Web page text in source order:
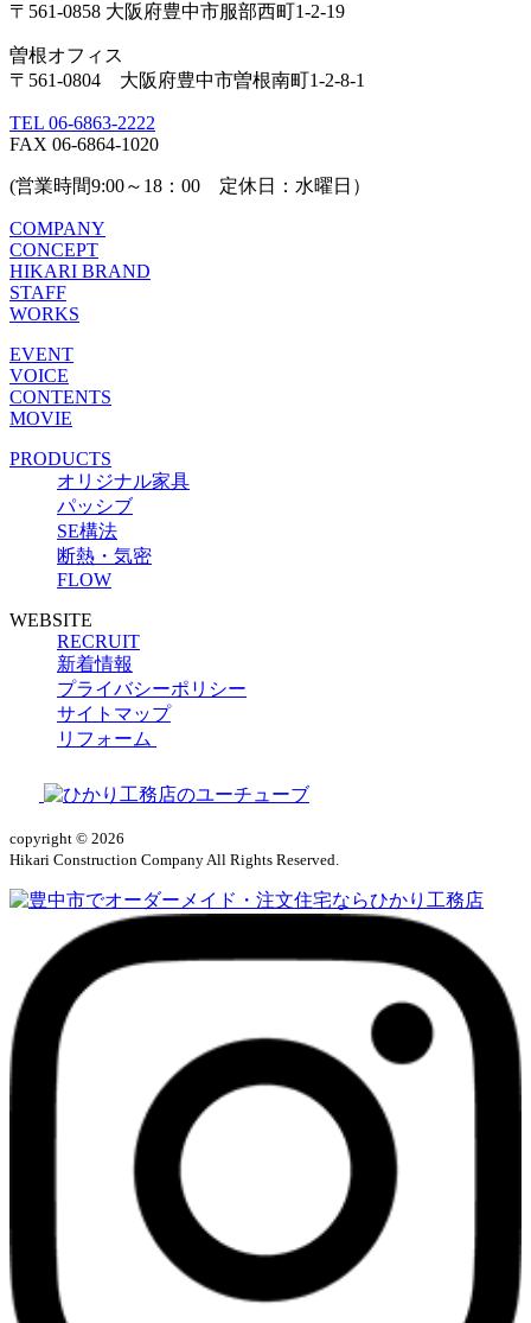
〒561-0858 大阪府豊中市服部西町1-2-19
曽根オフィス
〒561-0804 大阪府豊中市曽根南町1-2-8-1
TEL 06-6863-2222
FAX 06-6864-1020
(営業時間9:00～18：00 定休日：水曜日）
COMPANY
CONCEPT
HIKARI BRAND
STAFF
WORKS
EVENT
VOICE
CONTENTS
MOVIE
PRODUCTS
オリジナル家具
パッシブ
SE構法
断熱・気密
FLOW
WEBSITE
RECRUIT
新着情報
プライバシーポリシー
サイトマップ
リフォーム
copyright © 2026
Hikari Construction Company All Rights Reserved.